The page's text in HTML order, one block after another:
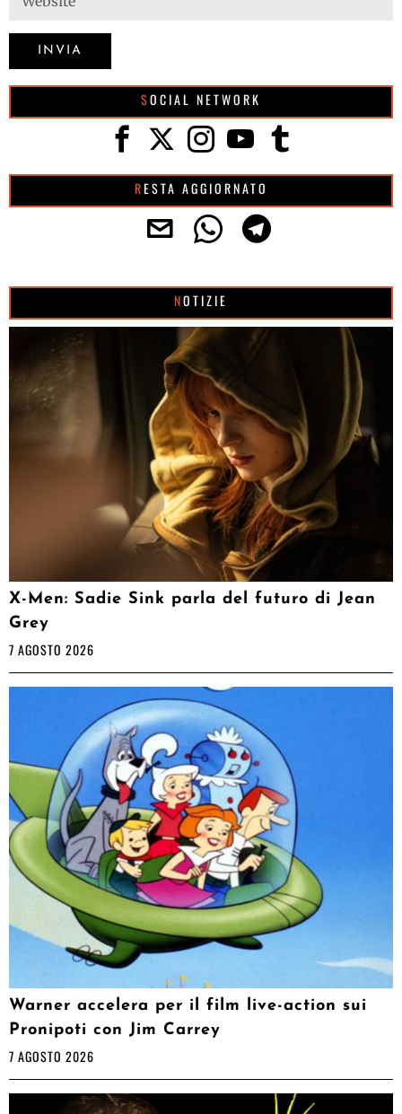
SOCIAL NETWORK
RESTA AGGIORNATO
NOTIZIE
X-Men: Sadie Sink parla del futuro di Jean
Grey
7 AGOSTO 2026
Warner accelera per il film live-action sui
Pronipoti con Jim Carrey
7 AGOSTO 2026